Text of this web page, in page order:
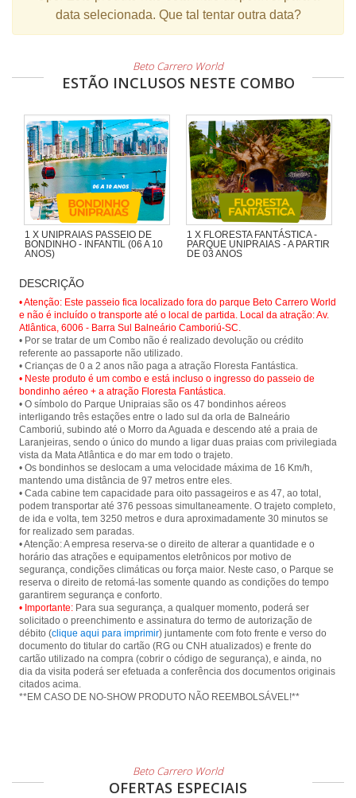
data selecionada. Que tal tentar outra data?
Beto Carrero World
ESTÃO INCLUSOS NESTE COMBO
1 X UNIPRAIAS PASSEIO DE
BONDINHO - INFANTIL (06 A 10
ANOS)
Unipraias em Balneário Camboriú e
tenha um vista panorâmica da cidade
e suas belas praias.
1 X FLORESTA FANTÁSTICA -
PARQUE UNIPRAIAS - A PARTIR
DE 03 ANOS
DESCRIÇÃO
• Atenção: Este passeio fica localizado fora do parque Beto Carrero World
e não é incluído o transporte até o local de partida. Local da atração: Av.
Atlântica, 6006 - Barra Sul Balneário Camboriú-SC.
• Por se tratar de um Combo não é realizado devolução ou crédito
referente ao passaporte não utilizado.
• Neste produto é um combo e está incluso o ingresso do passeio de
bondinho aéreo + a atração Floresta Fantástica.
• O símbolo do Parque Unipraias são os 47 bondinhos aéreos
interligando três estações entre o lado sul da orla de Balneário
Camboriú, subindo até o Morro da Aguada e descendo até a praia de
Laranjeiras, sendo o único do mundo a ligar duas praias com privilegiada
vista da Mata Atlântica e do mar em todo o trajeto.
• Os bondinhos se deslocam a uma velocidade máxima de 16 Km/h,
mantendo uma distância de 97 metros entre eles.
• Cada cabine tem capacidade para oito passageiros e as 47, ao total,
podem transportar até 376 pessoas simultaneamente. O trajeto completo,
de ida e volta, tem 3250 metros e dura aproximadamente 30 minutos se
for realizado sem paradas.
• Atenção: A empresa reserva-se o direito de alterar a quantidade e o
horário das atrações e equipamentos eletrônicos por motivo de
segurança, condições climáticas ou força maior. Neste caso, o Parque se
reserva o direito de retomá-las somente quando as condições do tempo
• Importante: Para sua segurança, a qualquer momento, poderá ser
solicitado o preenchimento e assinatura do termo de autorização de
débito (clique aqui para imprimir) juntamente com foto frente e verso do
documento do titular do cartão (RG ou CNH atualizados) e frente do
cartão utilizado na compra (cobrir o código de segurança), e ainda, no
dia da visita poderá ser efetuada a conferência dos documentos originais
citados acima.
**EM CASO DE NO-SHOW PRODUTO NÃO REEMBOLSÁVEL!**
Beto Carrero World
OFERTAS ESPECIAIS